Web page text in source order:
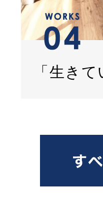
「生き